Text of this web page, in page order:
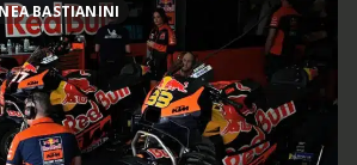
BASTIANINI